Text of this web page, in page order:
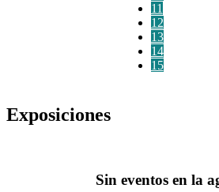
11
12
13
14
15
Exposiciones
Sin eventos en la